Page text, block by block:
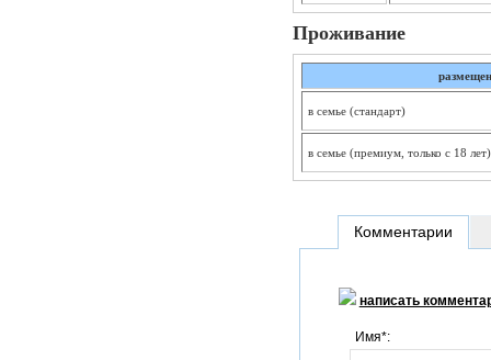
Проживание
в семье (стандарт)
в семье (премиум, только с 18 лет)
Комментарии
написать
Имя*: